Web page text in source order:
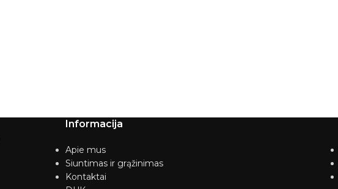
Informacija
Apie mus
Siuntimas ir grąžinimas
Kontaktai